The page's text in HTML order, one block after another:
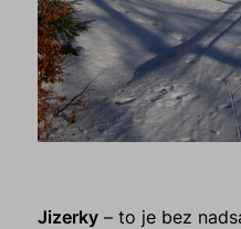
Jizerky – to je bez